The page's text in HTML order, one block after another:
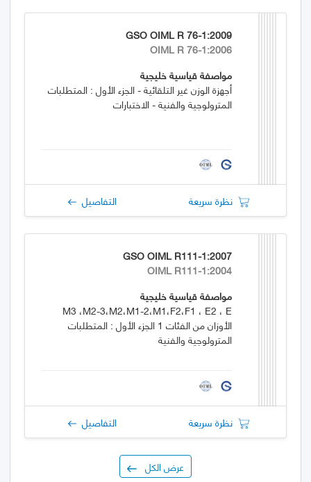
GSO OIML R 76-1:2009
OIML R 76-1:2006
مواصفة قياسية خليجية
أجهزة الوزن غير التلقائية - الجزء الأول : المتطلبات
المترولوجية والفنية - الاختبارات
نظرة سريعة التفاصيل
GSO OIML R111-1:2007
OIML R111-1:2004
مواصفة قياسية خليجية
M3 ،M2-3،M2،M1-2،M1،F2،F1 ، E2 ، E
الأوزان من الفئات 1 الجزء الأول : المتطلبات
المترولوجية والفنية
نظرة سريعة التفاصيل
عرض الكل